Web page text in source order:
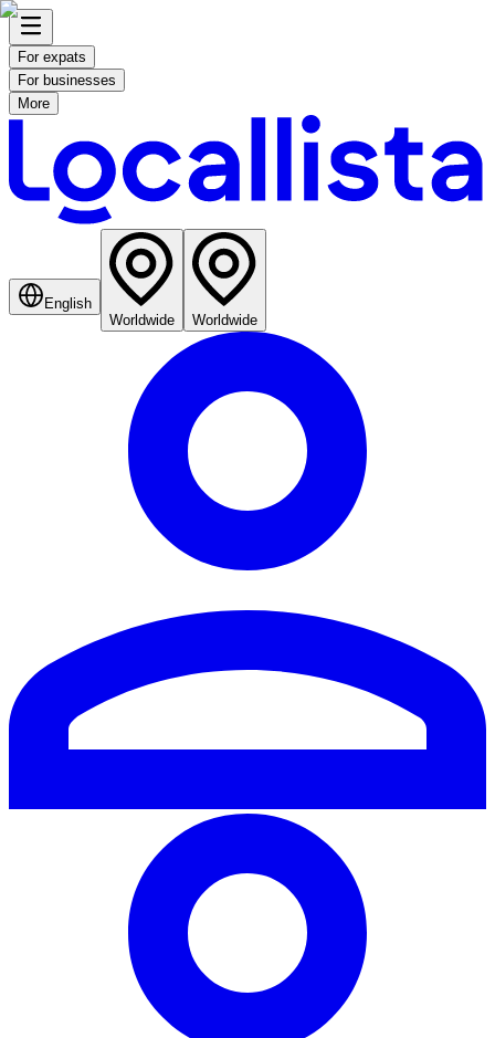
For expats
For businesses
More
English
Worldwide
Worldwide